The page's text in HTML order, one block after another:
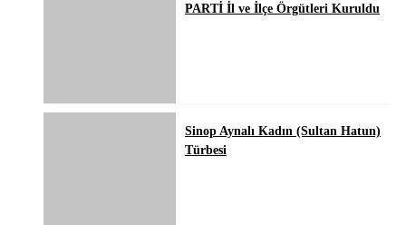
PARTİ İl ve İlçe Örgütleri Kuruldu
Sinop Aynalı Kadın (Sultan Hatun)
Türbesi